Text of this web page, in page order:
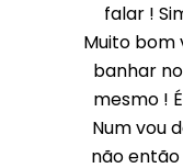
falar !
Muito bom
banhar
mesmo !
Num vou
não